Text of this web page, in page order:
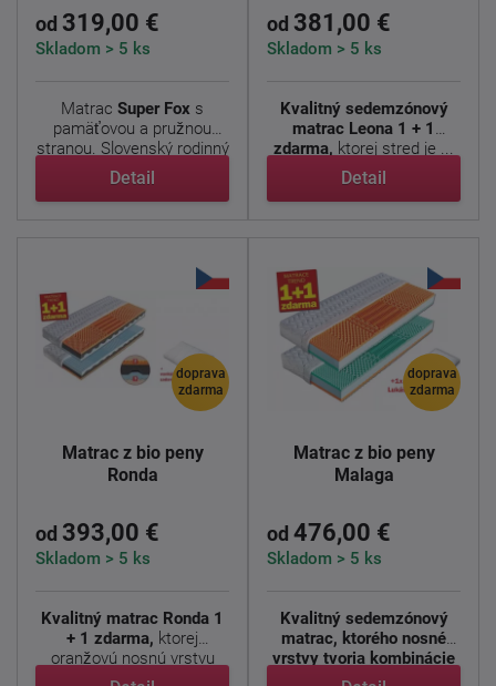
od 319,00 €
Skladom > 5 ks
Matrac Super Fox s
pamäťovou a pružnou
stranou. Slovenský rodinný
...
Detail
od 381,00 €
Skladom > 5 ks
Kvalitný sedemzónový
matrac Leona 1 + 1
zdarma, ktorej stred je ...
Detail
doprava
zdarma
Matrac z bio peny
Ronda
od 393,00 €
Skladom > 5 ks
Kvalitný matrac Ronda 1
+ 1 zdarma, ktorej
oranžovú nosnú vrstvu
tvorí ...
doprava
zdarma
Matrac z bio peny
Malaga
od 476,00 €
Skladom > 5 ks
Kvalitný sedemzónový
matrac, ktorého nosné
vrstvy tvoria kombinácie
...